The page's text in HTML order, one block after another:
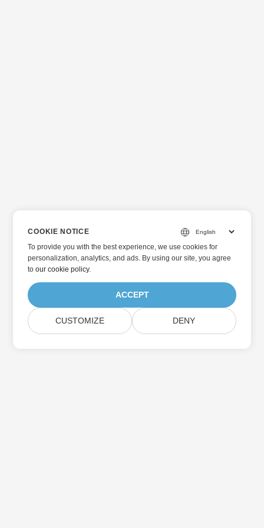
COOKIE NOTICE
To provide you with the best experience, we use cookies for
personalization, analytics, and ads. By using our site, you agree
toour cookie policy.
ACCEPT
CUSTOMIZE DENY